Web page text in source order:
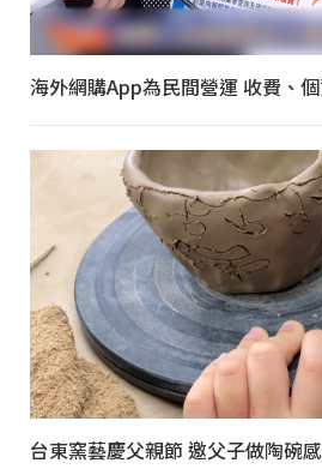
海外網購App為民間營運 收費、
台東窯藝慶父親節 邀父子做陶碗